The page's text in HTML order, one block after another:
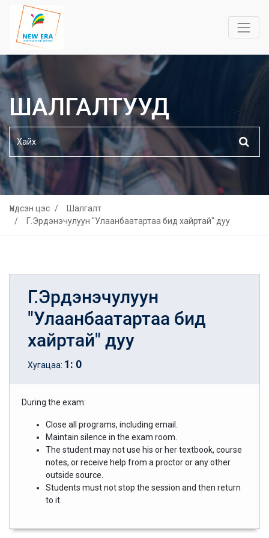
ШАЛГАЛТУУД
Үндсэн цэс
Шалгалт
Г.Эрдэнэчулуун "Улаанбаатартаа бид хайртай" дуу
Г.Эрдэнэчулуун
"Улаанбаатартаа бид
хайртай" дуу
Хугацаа: 1: 0
During the exam:
Close all programs, including email.
Maintain silence in the exam room.
The student may not use his or her textbook, course
notes, or receive help from a proctor or any other
outside source.
Students must not stop the session and then return
to it.